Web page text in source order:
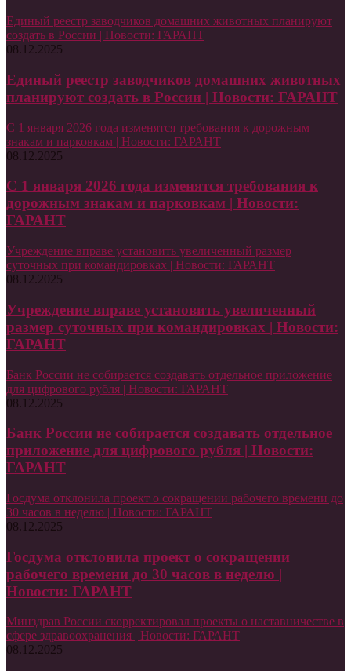
Единый реестр заводчиков домашних животных планируют
создать в России | Новости: ГАРАНТ
08.12.2025
Единый реестр заводчиков домашних животных
планируют создать в России | Новости: ГАРАНТ
С 1 января 2026 года изменятся требования к дорожным
знакам и парковкам | Новости: ГАРАНТ
08.12.2025
С 1 января 2026 года изменятся требования к
дорожным знакам и парковкам | Новости:
ГАРАНТ
Учреждение вправе установить увеличенный размер
суточных при командировках | Новости: ГАРАНТ
08.12.2025
Учреждение вправе установить увеличенный
размер суточных при командировках | Новости:
ГАРАНТ
Банк России не собирается создавать отдельное приложение
для цифрового рубля | Новости: ГАРАНТ
08.12.2025
Банк России не собирается создавать отдельное
приложение для цифрового рубля | Новости:
ГАРАНТ
Госдума отклонила проект о сокращении рабочего времени до
30 часов в неделю | Новости: ГАРАНТ
08.12.2025
Госдума отклонила проект о сокращении
рабочего времени до 30 часов в неделю |
Новости: ГАРАНТ
Минздрав России скорректировал проекты о наставничестве в
сфере здравоохранения | Новости: ГАРАНТ
08.12.2025